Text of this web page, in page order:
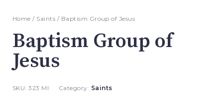
Home / Saints / Baptism Group of Jesus
Baptism Group of
Jesus
SKU:323 MI Category: Saints